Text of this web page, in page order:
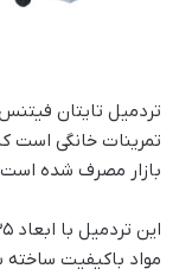
تمرینات خانگی است
بازار مصرف شده
مواد باکیفیت